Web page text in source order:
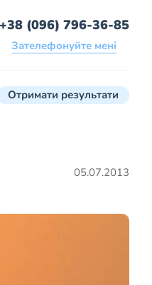
+38 (096) 796-36-85
Зателефонуйте мені
Отримати результати
05.07.2013